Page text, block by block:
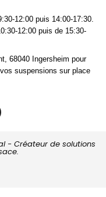
12:00 puis 14:00-17:30.
12:00 puis de 15:30-
68040 Ingersheim pour
suspensions sur place
- Créateur de solutions